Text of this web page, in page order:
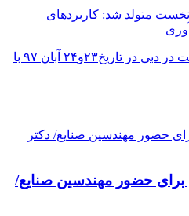
متولد شد: کاربردهای
کنفرانس بین المللی کیفیت در دبی در تاریخ۲۳و۲۴ آبان ۹۷ با
برای حضور مهندسین صنایع/